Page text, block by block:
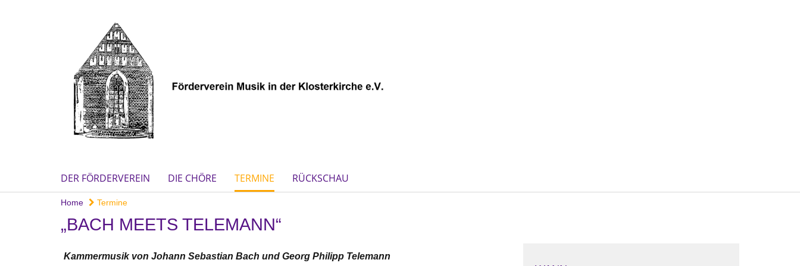
DER FÖRDERVEREIN DIE CHÖRE TERMINE RÜCKSCHAU
Home Termine
„BACH MEETS TELEMANN“
Kammermusik von Johann Sebastian Bach und Georg Philipp Telemann